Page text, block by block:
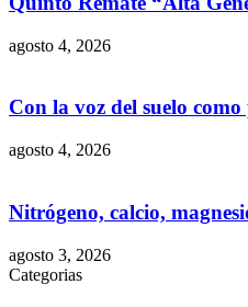
agosto 4, 2026
Con la voz del suelo
agosto 4, 2026
Nitrógeno, calcio,
agosto 3, 2026
Categorias